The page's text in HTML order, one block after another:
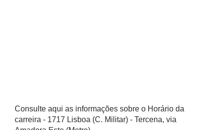
Consulte aqui as informações sobre o Horário da
carreira - 1717 Lisboa (C. Militar) - Tercena, via